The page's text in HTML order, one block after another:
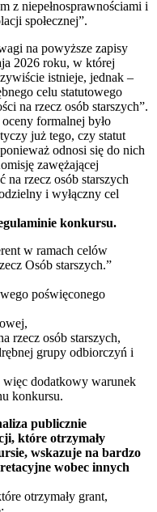
z niepełnosprawnościami i
społecznej”.
na powyższe zapisy
2026 roku, w której
istnieje, jednak –
celu statutowego
na rzecz osób starszych”.
formalnej było
już tego, czy statut
odnosi się do nich
zawężającej
na rzecz osób starszych
i wyłączny cel
konkursu.
w ramach celów
Osób starszych.”
poświęconego
rzecz osób starszych,
grupy odbiorczyń i
więc dodatkowy warunek
konkursu.
publicznie
które otrzymały
wskazuje na bardzo
wobec innych
otrzymały grant,